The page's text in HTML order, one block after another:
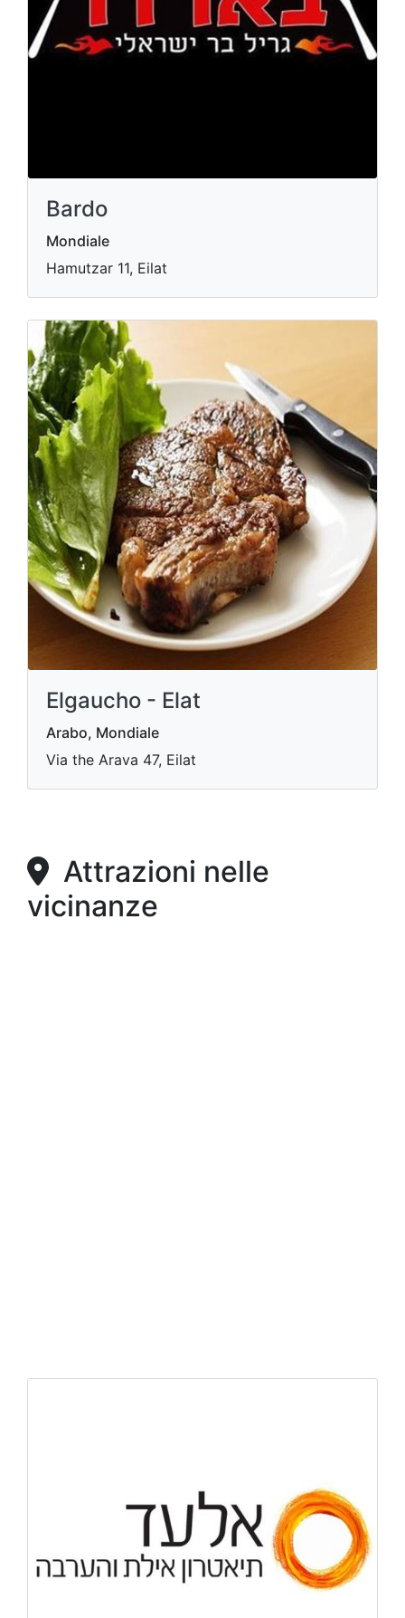
Bardo
Mondiale
Hamutzar 11, Eilat
Elgaucho - Elat
Arabo, Mondiale
Via the Arava 47, Eilat
Attrazioni nelle
vicinanze